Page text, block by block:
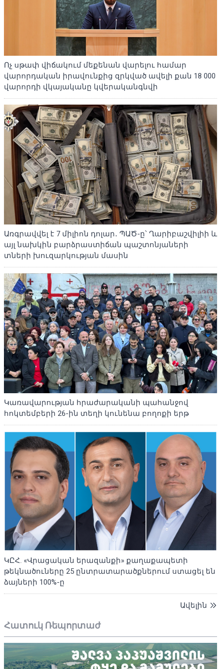
Ոչ սթափ վիճակում մեքենան վարելու համար
վարորդական իրավունքից զրկված ավելի քան 18 000
վարորդի վկայականը կվերականգնվի
Առգրավվել է 7 միլիոն դոլար․ ՊԱԾ-ը՝ Ղարիբաշվիլիի և
այլ նախկին բարձրաստիճան պաշտոնյաների
տների խուզարկության մասին
Կառավարության հրաժարականի պահանջով
հոկտեմբերի 26-ին տեղի կունենա բողոքի երթ
ԿԸՀ. «Վրացական երազանքի» քաղաքապետի
թեկնածուները 25 ընտրատարածքներում ստացել են
ձայների 100%-ը
Ավելին
Հատուկ Ռեպորտաժ